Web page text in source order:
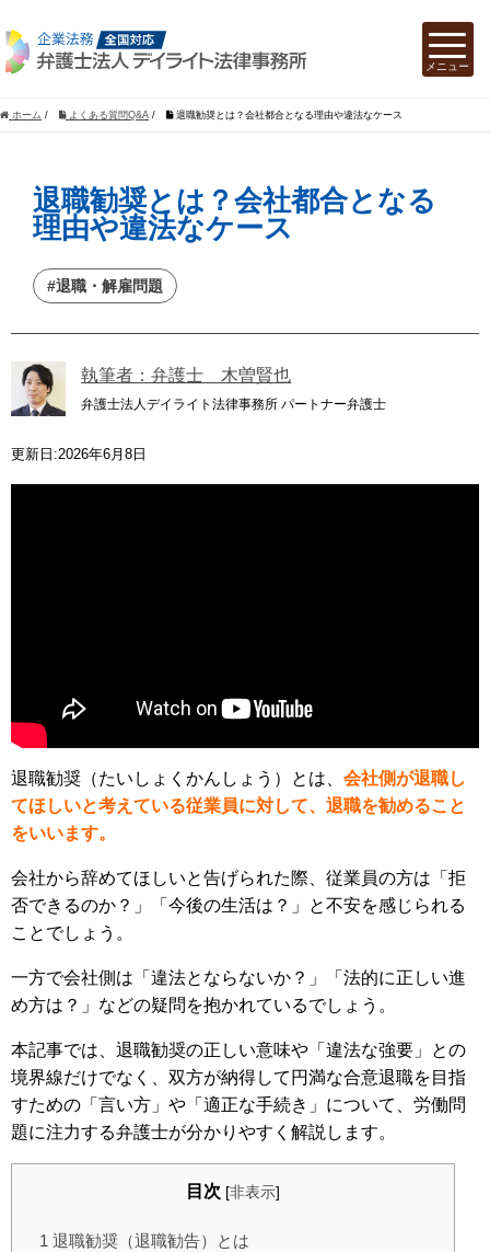
ホーム / よくある質問Q&A / 退職勧奨とは？会社都合となる理由や違法なケース
退職勧奨とは？会社都合となる
理由や違法なケース
#退職・解雇問題
執筆者：弁護士 木曽賢也
弁護士法人デイライト法律事務所 パートナー弁護士
更新日:2026年6月8日
退職勧奨（たいしょくかんしょう）とは、 会社側が退職し
てほしいと考えている従業員に対して、退職を勧めること
をいいます。
会社から辞めてほしいと告げられた際、従業員の方は「拒
否できるのか？」「今後の生活は？」と不安を感じられる
ことでしょう。
一方で会社側は「違法とならないか？」「法的に正しい進
め方は？」などの疑問を抱かれているでしょう。
本記事では、退職勧奨の正しい意味や「違法な強要」との
境界線だけでなく、双方が納得して円満な合意退職を目指
すための「言い方」や「適正な手続き」について、労働問
題に注力する弁護士が分かりやすく解説します。
目次 [非表示]
1 退職勧奨（退職勧告）とは